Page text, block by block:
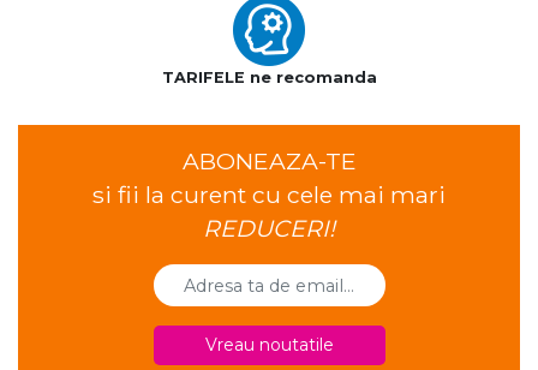
TARIFELE ne recomanda
ABONEAZA-TE
si fii la curent cu cele mai mari
REDUCERI!
Vreau noutatile